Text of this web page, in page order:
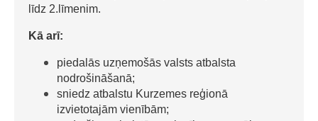
līdz 2.līmenim.
Kā arī:
piedalās uzņemošās valsts atbalsta
nodrošināšanā;
sniedz atbalstu Kurzemes reģionā
izvietotajām vienībām;